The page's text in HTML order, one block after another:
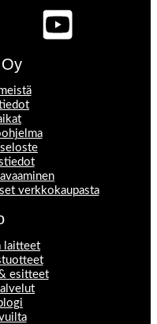
verkkokaupasta
laitteet
esitteet